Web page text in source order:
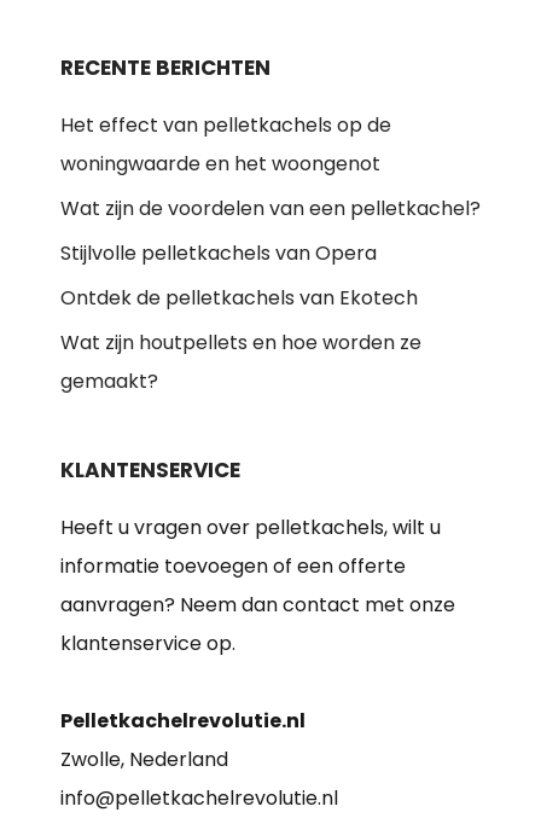
RECENTE BERICHTEN
Het effect van pelletkachels op de
woningwaarde en het woongenot
Wat zijn de voordelen van een pelletkachel?
Stijlvolle pelletkachels van Opera
Ontdek de pelletkachels van Ekotech
Wat zijn houtpellets en hoe worden ze
gemaakt?
KLANTENSERVICE
Heeft u vragen over pelletkachels, wilt u
informatie toevoegen of een offerte
aanvragen? Neem dan contact met onze
klantenservice op.
Pelletkachelrevolutie.nl
Zwolle, Nederland
info@pelletkachelrevolutie.nl